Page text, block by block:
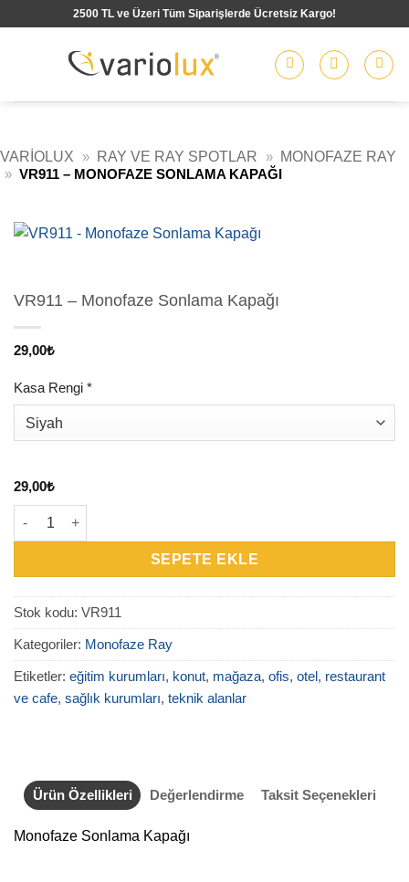
2500 TL ve Üzeri Tüm Siparişlerde Ücretsiz Kargo!
VARIOLUX » RAY VE RAY SPOTLAR » MONOFAZE RAY
» VR911 – MONOFAZE SONLAMA KAPAĞI
VR911 – Monofaze Sonlama Kapağı
29,00₺
Kasa Rengi *
29,00₺
VR911 - Monofaze Sonlama Kapağı adet
SEPETE EKLE
Stok kodu: VR911
Kategoriler: Monofaze Ray
Etiketler: eğitim kurumları, konut, mağaza, ofis, otel, restaurant
ve cafe, sağlık kurumları, teknik alanlar
Ürün Özellikleri Değerlendirme Taksit Seçenekleri
Monofaze Sonlama Kapağı